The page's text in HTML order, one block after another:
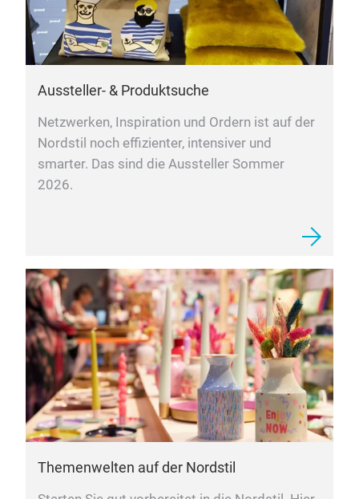
Aussteller- & Produktsuche
Netzwerken, Inspiration und Ordern ist auf der
Nordstil noch effizienter, intensiver und
smarter. Das sind die Aussteller Sommer
2026.
Themenwelten auf der Nordstil